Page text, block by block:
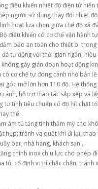
điều khiển nhiệt độ điện tử hiển
người sử dụng thay đổi nhiệt
hoạt lựa chọn giữa chế độ xả
điều khiển có cơ chế vận hành
bảo an toàn cho thiết bị trong
đá tự động với thời gian ngắn,
không gây gián đoạn hoạt động
có cơ chế tự đóng cánh nhờ bản
góc mở lớn hơn 110 độ. Hệ
cánh, hỗ trợ thao tác sắp xếp và
từ tính tiêu chuẩn có độ hít chặt
thế.
âm tủ tăng tính thẩm mỹ cho
hẹp; tránh va quệt khi đi lại,
bar, nhà hàng, khách sạn…
chỉnh inox chịu lực cho phép
tủ, cố định vị trí chắc chắn, tránh